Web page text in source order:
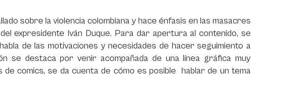
sobre la violencia colombiana y hace énfasis en las masacres
expresidente Iván Duque. Para dar apertura al contenido, se
de las motivaciones y necesidades de hacer seguimiento a
se destaca por venir acompañada de una línea gráfica muy
comics, se da cuenta de cómo es posible hablar de un tema